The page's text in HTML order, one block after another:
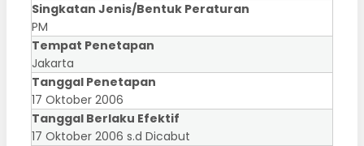
Singkatan Jenis/Bentuk Peraturan
PM
Tempat Penetapan
Jakarta
Tanggal Penetapan
17 Oktober 2006
Tanggal Berlaku Efektif
17 Oktober 2006 s.d Dicabut